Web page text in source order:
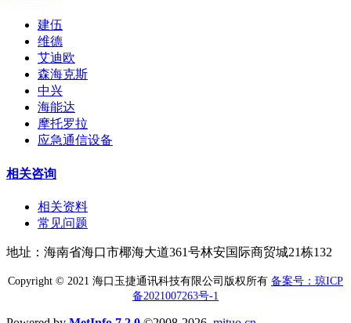
建伍
维德
艾迪欧
森海克斯
中兴
海能达
摩托罗拉
应急通信设备
相关咨询
相关资料
常见问题
地址：海南省海口市椰海大道361号林安国际商贸城21栋132
Copyright © 2021 海口玉捷通讯科技有限公司版权所有 备案号：琼ICP
备2021007263号-1